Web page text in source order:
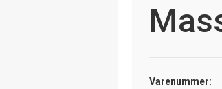
Varenummer: